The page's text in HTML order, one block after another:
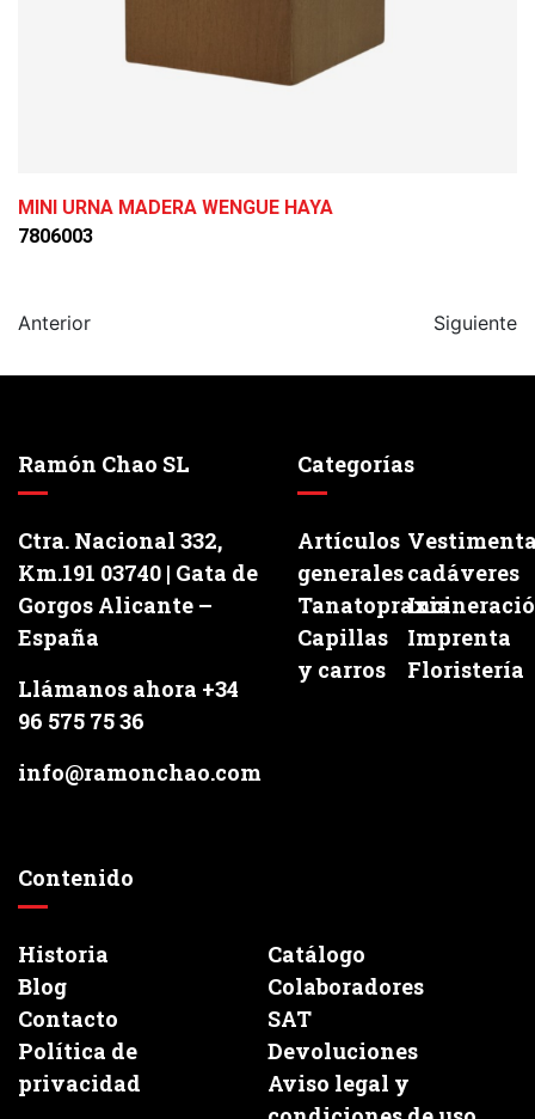
MINI URNA MADERA WENGUE HAYA
7806003
Anterior Siguiente
Ramón Chao SL
Ctra. Nacional 332,
Km.191 03740 | Gata de
Gorgos Alicante –
España
Llámanos ahora +34
96 575 75 36
info@ramonchao.com
Categorías
Artículos
generalescadáveres
Tanatopraxia
Capillas
y carros
Imprenta
Floristería
Contenido
Historia
Catálogo
Blog
Colaboradores
Contacto
SAT
Política de
privacidad
Devoluciones
Aviso legal y